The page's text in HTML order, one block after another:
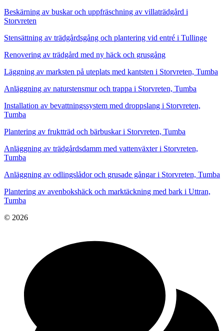
Beskärning av buskar och uppfräschning av villaträdgård i
Storvreten
Stensättning av trädgårdsgång och plantering vid entré i Tullinge
Renovering av trädgård med ny häck och grusgång
Läggning av marksten på uteplats med kantsten i Storvreten, Tumba
Anläggning av naturstensmur och trappa i Storvreten, Tumba
Installation av bevattningssystem med droppslang i Storvreten,
Tumba
Plantering av fruktträd och bärbuskar i Storvreten, Tumba
Anläggning av trädgårdsdamm med vattenväxter i Storvreten,
Tumba
Anläggning av odlingslådor och grusade gångar i Storvreten, Tumba
Plantering av avenbokshäck och marktäckning med bark i Uttran,
Tumba
© 2026